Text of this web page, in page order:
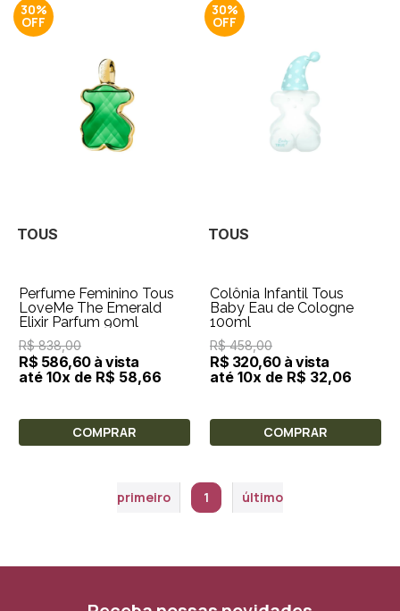
30%
TOUS
Perfume Feminino Tous
LoveMe The Emerald
Elixir Parfum 90ml
R$ 838,00
R$ 586,60 à vista
até 10x de R$ 58,66
COMPRAR
30%
TOUS
Colônia Infantil Tous
Baby Eau de Cologne
100ml
R$ 458,00
R$ 320,60 à vista
até 10x de R$ 32,06
COMPRAR
primeiro 1 último